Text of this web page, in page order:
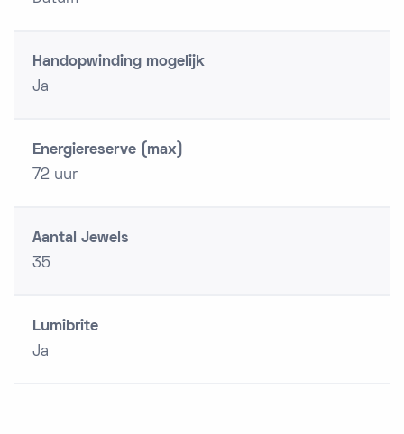
Handopwinding mogelijk
Ja
Energiereserve (max)
72 uur
Aantal Jewels
35
Lumibrite
Ja